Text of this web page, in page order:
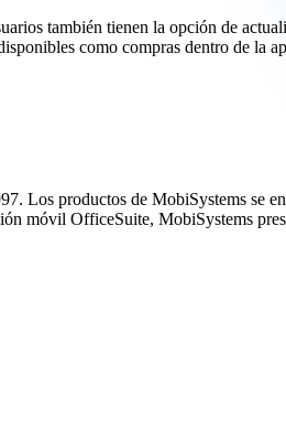
también tienen la opción de
como compras dentro de la
Los productos de MobiSystems se
móvil OfficeSuite, MobiSystems